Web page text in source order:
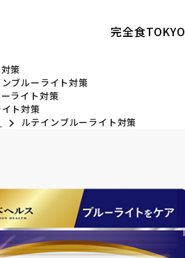
完全食TOKYO
策
ブルーライト対策
ライト対策
ト対策
ルテインブルーライト対策